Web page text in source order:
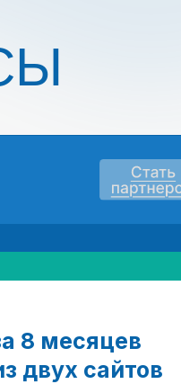
8 месяцев
двух сайтов